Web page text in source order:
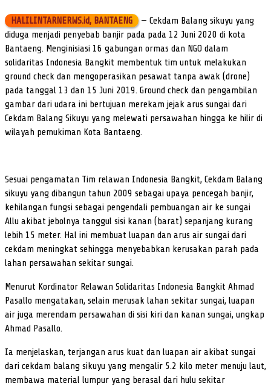
HALILINTARNERWS.id, BANTAENG — Cekdam Balang sikuyu yang
diduga menjadi penyebab banjir pada pada 12 Juni 2020 di kota
Bantaeng. Menginisiasi 16 gabungan ormas dan NGO dalam
solidaritas Indonesia Bangkit membentuk tim untuk melakukan
ground check dan mengoperasikan pesawat tanpa awak (drone)
pada tanggal 13 dan 15 Juni 2019. Ground check dan pengambilan
gambar dari udara ini bertujuan merekam jejak arus sungai dari
Cekdam Balang Sikuyu yang melewati persawahan hingga ke hilir di
wilayah pemukiman Kota Bantaeng.
Sesuai pengamatan Tim relawan Indonesia Bangkit, Cekdam Balang
sikuyu yang dibangun tahun 2009 sebagai upaya pencegah banjir,
kehilangan fungsi sebagai pengendali pembuangan air ke sungai
Allu akibat jebolnya tanggul sisi kanan (barat) sepanjang kurang
lebih 15 meter. Hal ini membuat luapan dan arus air sungai dari
cekdam meningkat sehingga menyebabkan kerusakan parah pada
lahan persawahan sekitar sungai.
Menurut Kordinator Relawan Solidaritas Indonesia Bangkit Ahmad
Pasallo mengatakan, selain merusak lahan sekitar sungai, luapan
air juga merendam persawahan di sisi kiri dan kanan sungai, ungkap
Ahmad Pasallo.
Ia menjelaskan, terjangan arus kuat dan luapan air akibat sungai
dari cekdam balang sikuyu yang mengalir 5.2 kilo meter menuju laut,
membawa material lumpur yang berasal dari hulu sekitar